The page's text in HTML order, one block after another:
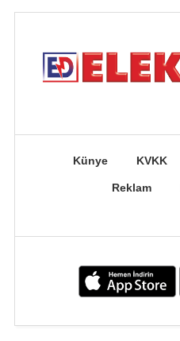
Künye KVKK
Reklam